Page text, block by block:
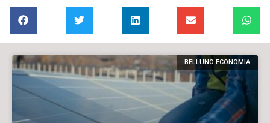
BELLUNO ECONOMIA